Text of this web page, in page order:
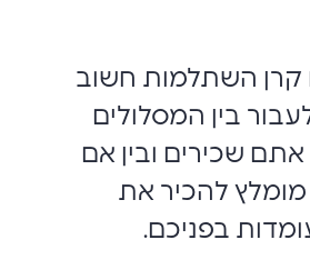
קרן השתלמות חשוב
בין המסלולים
אתם שכירים ובין אם
להכיר את
בפניכם.